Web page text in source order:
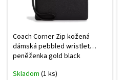
Coach Corner Zip kožená
dámská pebbled wristlet
peněženka gold black
Skladom (1 ks)